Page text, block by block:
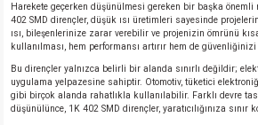
Harekete geçerken düşünülmesi gereken bir başka önemli
402 SMD dirençler, düşük ısı üretimleri sayesinde
ısı, bileşenlerinize zarar verebilir ve projenizin ömrünü
kullanılması, hem performansı artırır hem de
Bu dirençler yalnızca belirli bir alanda sınırlı değildir;
uygulama yelpazesine sahiptir. Otomotiv, tüketici
gibi birçok alanda rahatlıkla kullanılabilir. Farklı devre
düşünülünce, 1K 402 SMD dirençler, yaratıcılığınıza sınır